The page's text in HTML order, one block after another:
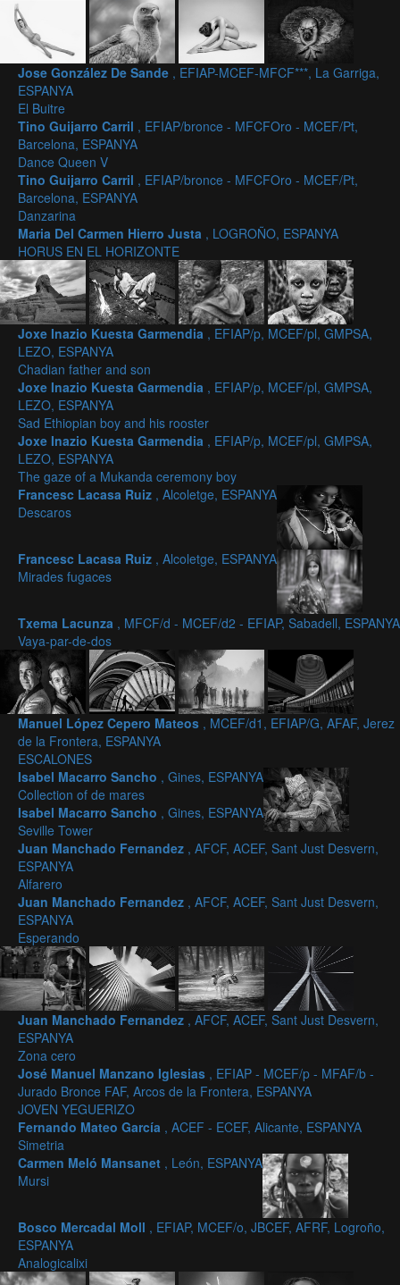
Jose González De Sande , EFIAP-MCEF-MFCF***, La Garriga,
ESPANYA
El Buitre
Tino Guijarro Carril , EFIAP/bronce - MFCFOro - MCEF/Pt,
Barcelona, ESPANYA
Dance Queen V
Tino Guijarro Carril , EFIAP/bronce - MFCFOro - MCEF/Pt,
Barcelona, ESPANYA
Danzarina
Maria Del Carmen Hierro Justa , LOGROÑO, ESPANYA
HORUS EN EL HORIZONTE
Joxe Inazio Kuesta Garmendia , EFIAP/p, MCEF/pl, GMPSA,
LEZO, ESPANYA
Chadian father and son
Joxe Inazio Kuesta Garmendia , EFIAP/p, MCEF/pl, GMPSA,
LEZO, ESPANYA
Sad Ethiopian boy and his rooster
Joxe Inazio Kuesta Garmendia , EFIAP/p, MCEF/pl, GMPSA,
LEZO, ESPANYA
The gaze of a Mukanda ceremony boy
Francesc Lacasa Ruiz , Alcoletge, ESPANYA
Descaros
Francesc Lacasa Ruiz , Alcoletge, ESPANYA
Mirades fugaces
Txema Lacunza , MFCF/d - MCEF/d2 - EFIAP, Sabadell, ESPANYA
Vaya-par-de-dos
Manuel López Cepero Mateos , MCEF/d1, EFIAP/G, AFAF, Jerez
de la Frontera, ESPANYA
ESCALONES
Isabel Macarro Sancho , Gines, ESPANYA
Collection of de mares
Isabel Macarro Sancho , Gines, ESPANYA
Seville Tower
Juan Manchado Fernandez , AFCF, ACEF, Sant Just Desvern,
ESPANYA
Alfarero
Juan Manchado Fernandez , AFCF, ACEF, Sant Just Desvern,
ESPANYA
Esperando
Juan Manchado Fernandez , AFCF, ACEF, Sant Just Desvern,
ESPANYA
Zona cero
José Manuel Manzano Iglesias , EFIAP - MCEF/p - MFAF/b -
Jurado Bronce FAF, Arcos de la Frontera, ESPANYA
JOVEN YEGUERIZO
Fernando Mateo García , ACEF - ECEF, Alicante, ESPANYA
Simetria
Carmen Meló Mansanet , León, ESPANYA
Mursi
Bosco Mercadal Moll , EFIAP, MCEF/o, JBCEF, AFRF, Logroño,
ESPANYA
Analogicalixi